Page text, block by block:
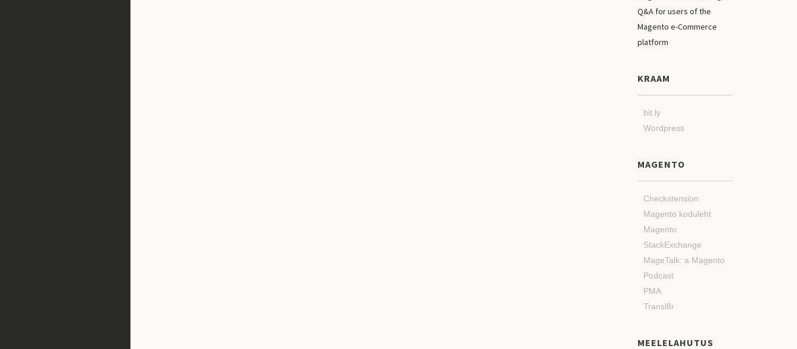
KRAAM
bit.ly
Wordpress
MAGENTO
Checkstension
Magento koduleht
Magento
StackExchange
MageTalk: a Magento
Podcast
PMA
Transl8r
MEELELAHUTUS